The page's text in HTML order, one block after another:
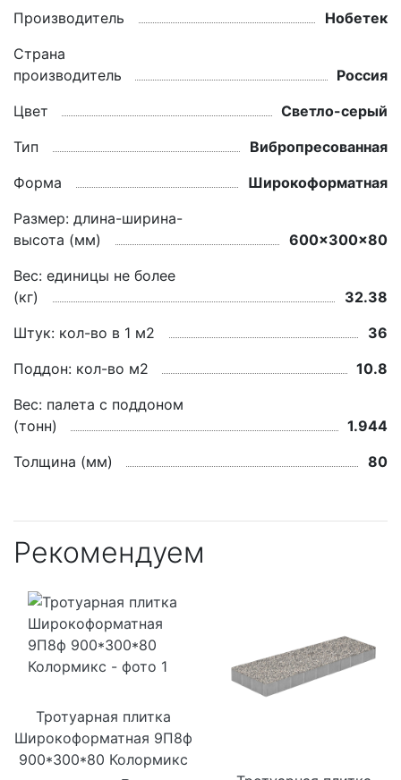
Производитель
Нобетек
Страна
производитель
Россия
Цвет
Светло-серый
Тип
Вибропресованная
Форма
Широкоформатная
Размер: длина-ширина-
высота (мм)
600x300x80
Вес: единицы не более
(кг)
32.38
Штук: кол-во в 1 м2
36
Поддон: кол-во м2
10.8
Вес: палета с поддоном
(тонн)
1.944
Толщина (мм)
80
Рекомендуем
Тротуарная плитка
Широкоформатная 9П8ф
900*300*80 Колормикс